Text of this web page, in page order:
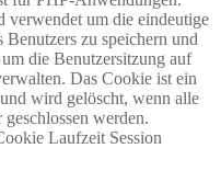
verwendet um die eindeutige
Benutzers zu speichern und
die Benutzersitzung auf
Das Cookie ist ein
wird gelöscht, wenn alle
werden.
Laufzeit Session